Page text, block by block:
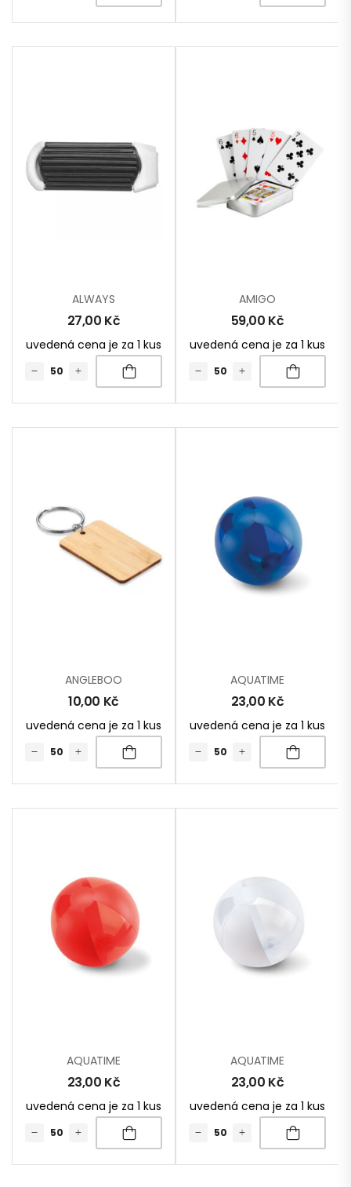
ALWAYS
27,00 Kč
uvedená cena je za 1 kus
AMIGO
59,00 Kč
uvedená cena je za 1 kus
ANGLEBOO
10,00 Kč
uvedená cena je za 1 kus
AQUATIME
23,00 Kč
uvedená cena je za 1 kus
AQUATIME
23,00 Kč
uvedená cena je za 1 kus
AQUATIME
23,00 Kč
uvedená cena je za 1 kus